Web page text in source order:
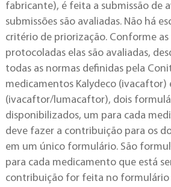
fabricante), é feita a submissão de
submissões são avaliadas. Não há
critério de priorização. Conforme as
protocoladas elas são avaliadas,
todas as normas definidas pela
medicamentos Kalydeco (ivacaftor)
(ivacaftor/lumacaftor), dois
disponibilizados, um para cada
deve fazer a contribuição para os
em um único formulário. São
para cada medicamento que está
contribuição for feita no formulário